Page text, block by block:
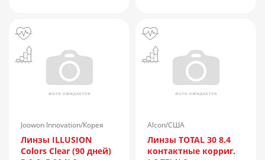
Joowon Innovation/Корея
Линзы ILLUSION
Colors Clear (90 дней)
Alcon/США
Линзы TOTAL 30 8.4
контактные корриг.